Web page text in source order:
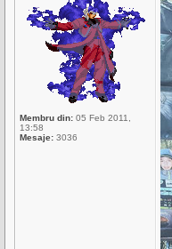
Membru din: 05 Feb 2011,
13:58
Mesaje: 3036